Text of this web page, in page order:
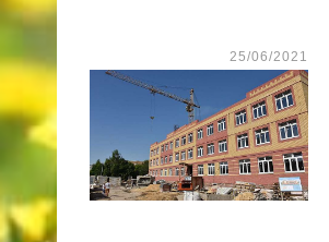
25/06/2021